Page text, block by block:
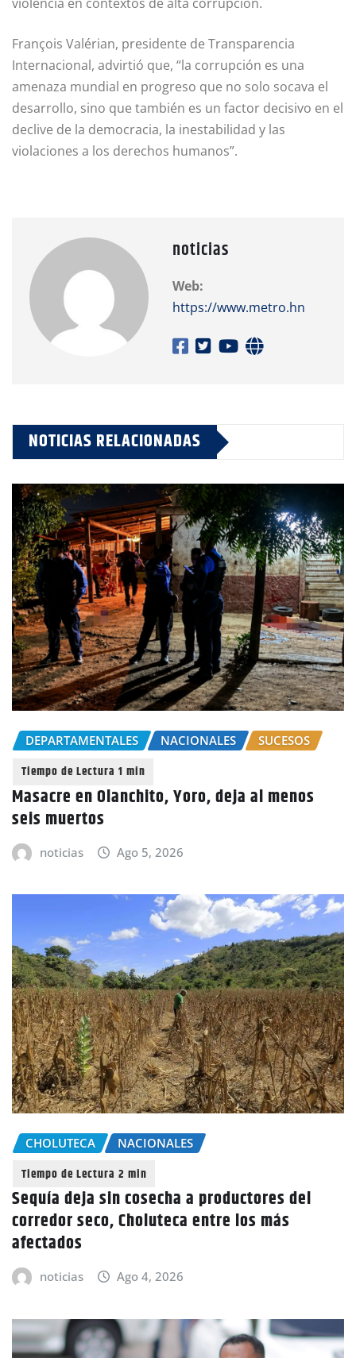
François Valérian, presidente de Transparencia
Internacional, advirtió que, “la corrupción es una
amenaza mundial en progreso que no solo socava el
desarrollo, sino que también es un factor decisivo en el
declive de la democracia, la inestabilidad y las
violaciones a los derechos humanos”.
noticias
Web:
https://www.metro.hn
NOTICIAS RELACIONADAS
DEPARTAMENTALES NACIONALES SUCESOS
Masacre en Olanchito, Yoro, deja al menos
seis muertos
noticias Ago 5, 2026
CHOLUTECA NACIONALES
Sequía deja sin cosecha a productores del
corredor seco, Choluteca entre los más
afectados
noticias Ago 4, 2026